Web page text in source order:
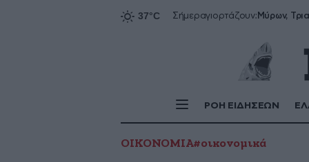
Σήμεραγιορτάζουν:
ΡΟΗ ΕΙΔΗΣΕΩΝ
ΟΙΚΟΝΟΜΙΑ#οικονομικά